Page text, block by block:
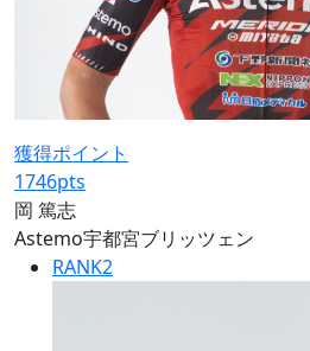
獲得ポイント
1746pts
岡 篤志
Astemo宇都宮ブリッツェン
RANK2